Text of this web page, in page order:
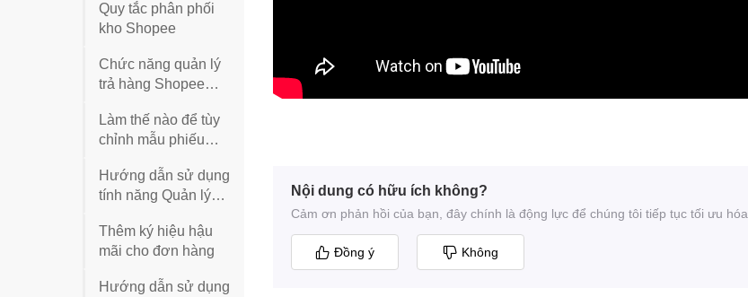
BigSeller
Quy tắc phân phối
kho Shopee
Chức năng quản lý
trả hàng Shopee
Làm thế nào để tùy
chỉnh mẫu phiếu
phiếu xuất hàng？
Hướng dẫn sử dụng
tính năng Quản lý
BigSeller
Thêm ký hiệu hậu
mãi cho đơn hàng
Hướng dẫn sử dụng
Nội dung có hữu ích không?
Cảm ơn phản hồi của bạn, đây chính là động lực để chúng tôi tiếp tục tối ưu hóa
Đồng ý Không